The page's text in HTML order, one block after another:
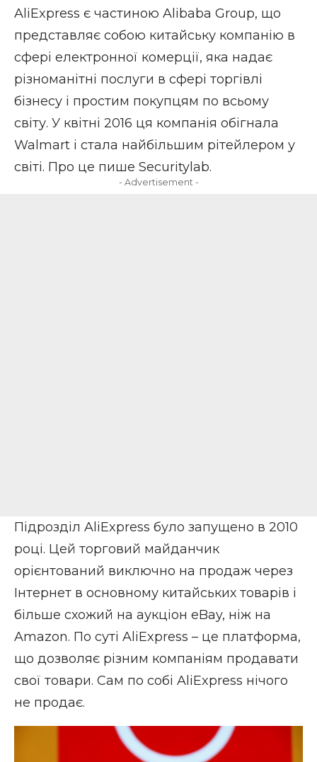
AliExpress є частиною Alibaba Group, що
представляє собою китайську компанію в
сфері електронної комерції, яка надає
різноманітні послуги в сфері торгівлі
бізнесу і простим покупцям по всьому
світу. У квітні 2016 ця компанія обігнала
Walmart і стала найбільшим рітейлером у
світі. Про це пише Securitylab.
- Advertisement -
Підрозділ AliExpress було запущено в 2010
році. Цей торговий майданчик
орієнтований виключно на продаж через
Інтернет в основному китайських товарів і
більше схожий на аукціон eBay, ніж на
Amazon. По суті AliExpress – це платформа,
що дозволяє різним компаніям продавати
свої товари. Сам по собі AliExpress нічого
не продає.